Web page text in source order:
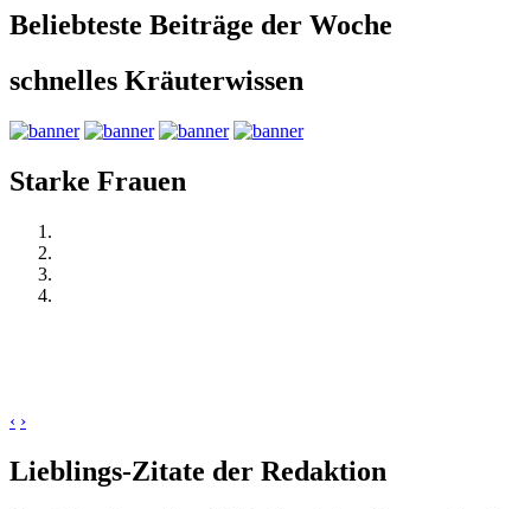
Beliebteste Beiträge der Woche
schnelles Kräuterwissen
Starke Frauen
‹ ›
Lieblings-Zitate der Redaktion